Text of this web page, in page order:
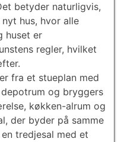
betyder naturligvis,
hus, hvor alle
huset er
regler, hvilket
fra et stueplan med
og bryggers
køkken-alrum og
der byder på samme
tredjesal med et